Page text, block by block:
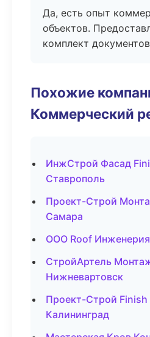
Да, есть опыт
объектов.
комплект
Похожие
Коммерческий
ИнжСтрой Фасад
Ставрополь
Проект-Строй
Самара
ООО Roof
СтройАртель
Нижневартовск
Проект-Строй
Калининград